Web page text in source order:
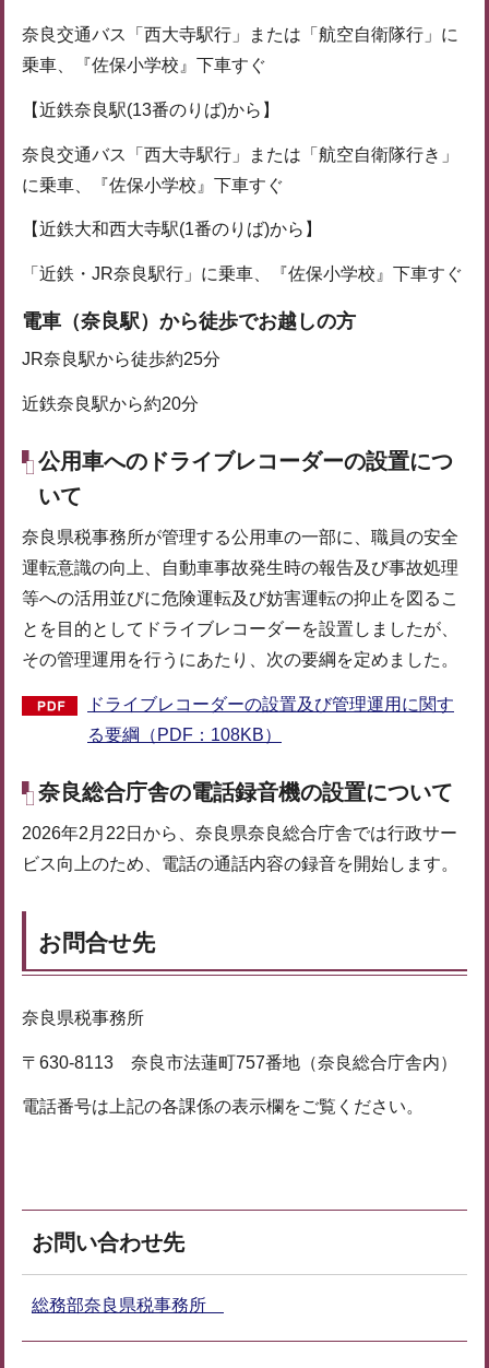
奈良交通バス「西大寺駅行」または「航空自衛隊行」に
乗車、『佐保小学校』下車すぐ
【近鉄奈良駅(13番のりば)から】
奈良交通バス「西大寺駅行」または「航空自衛隊行き」
に乗車、『佐保小学校』下車すぐ
【近鉄大和西大寺駅(1番のりば)から】
「近鉄・JR奈良駅行」に乗車、『佐保小学校』下車すぐ
電車（奈良駅）から徒歩でお越しの方
JR奈良駅から徒歩約25分
近鉄奈良駅から約20分
公用車へのドライブレコーダーの設置につ
いて
奈良県税事務所が管理する公用車の一部に、職員の安全
運転意識の向上、自動車事故発生時の報告及び事故処理
等への活用並びに危険運転及び妨害運転の抑止を図るこ
とを目的としてドライブレコーダーを設置しましたが、
その管理運用を行うにあたり、次の要綱を定めました。
ドライブレコーダーの設置及び管理運用に関す
る要綱（PDF：108KB）
奈良総合庁舎の電話録音機の設置について
2026年2月22日から、奈良県奈良総合庁舎では行政サー
ビス向上のため、電話の通話内容の録音を開始します。
お問合せ先
奈良県税事務所
〒630-8113 奈良市法蓮町757番地（奈良総合庁舎内）
電話番号は上記の各課係の表示欄をご覧ください。
お問い合わせ先
総務部奈良県税事務所